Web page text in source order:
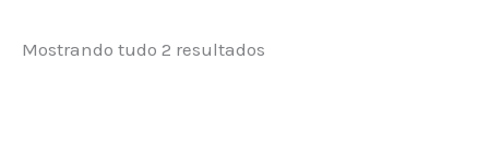
Mostrando tudo 2 resultados